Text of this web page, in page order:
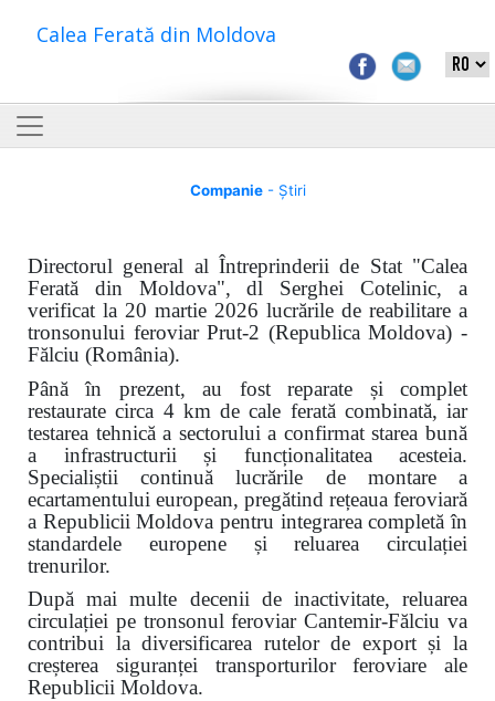
Calea Ferată din Moldova
Companie- Știri
Directorul general al Întreprinderii de Stat "Calea
Ferată din Moldova", dl Serghei Cotelinic, a
verificat la 20 martie 2026 lucrările de reabilitare a
tronsonului feroviar Prut-2 (Republica Moldova) -
Fălciu (România).
Până în prezent, au fost reparate și complet
restaurate circa 4 km de cale ferată combinată, iar
testarea tehnică a sectorului a confirmat starea bună
a infrastructurii și funcționalitatea acesteia.
Specialiștii continuă lucrările de montare a
ecartamentului european, pregătind rețeaua feroviară
a Republicii Moldova pentru integrarea completă în
standardele europene și reluarea circulației
trenurilor.
După mai multe decenii de inactivitate, reluarea
circulației pe tronsonul feroviar Cantemir-Fălciu va
contribui la diversificarea rutelor de export și la
creșterea siguranței transporturilor feroviare ale
Republicii Moldova.